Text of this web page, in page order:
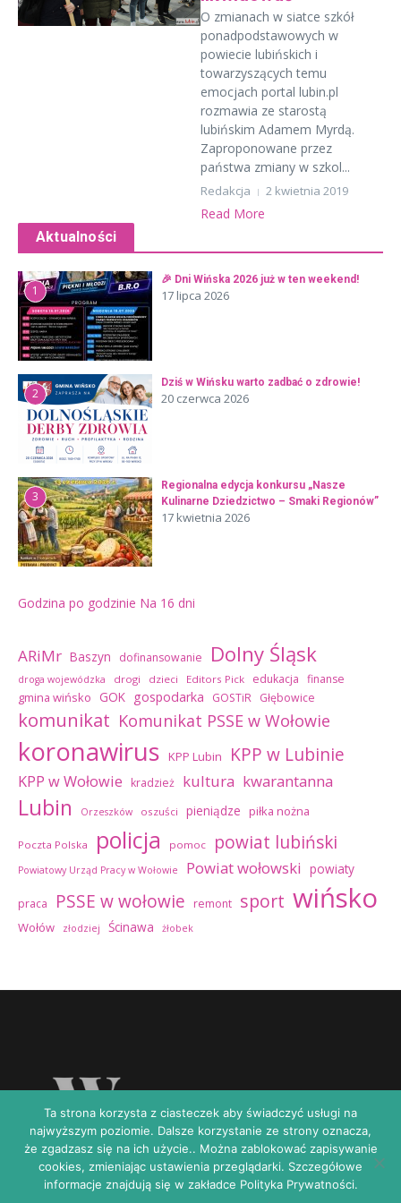
O zmianach w siatce szkół
ponadpodstawowych w
powiecie lubińskich i
towarzyszących temu
emocjach portal lubin.pl
rozmawia ze starostą
lubińskim Adamem Myrdą.
Zaproponowane przez
państwa zmiany w szkol...
Redakcja 2 kwietnia 2019
Read More
Aktualności
1
🎉 Dni Wińska 2026 już w ten weekend!
17 lipca 2026
2
Dziś w Wińsku warto zadbać o zdrowie!
20 czerwca 2026
3
Regionalna edycja konkursu „Nasze
Kulinarne Dziedzictwo – Smaki Regionów”
17 kwietnia 2026
Godzina po godzinie Na 16 dni
ARiMr Baszyn dofinansowanie Dolny Śląsk
droga wojewódzka drogi dzieci Editors Pick edukacja finanse
gmina wińsko GOK gospodarka GOSTiR Głębowice
komunikat Komunikat PSSE w Wołowie
koronawirus KPP Lubin KPP w Lubinie
KPP w Wołowie kradzież kultura kwarantanna
Lubin Orzeszków oszuści pieniądze piłka nożna
Poczta Polska policja pomoc powiat lubiński
Powiatowy Urząd Pracy w Wołowie Powiat wołowski powiaty
praca PSSE w wołowie remont sport wińsko
Wołów złodziej Ścinawa żłobek
Ta strona korzysta z ciasteczek aby świadczyć usługi na
najwyższym poziomie. Dalsze korzystanie ze strony oznacza,
że zgadzasz się na ich użycie.. Można zablokować zapisywanie
cookies, zmieniając ustawienia przeglądarki. Szczegółowe
informacje znajdują się w zakładce Polityka Prywatności.